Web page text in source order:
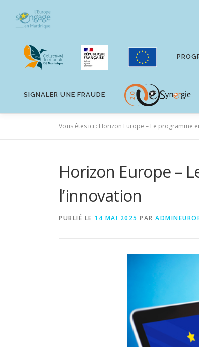
contenu
SIGNALER UNE FRAUDE
Vous êtes ici : Horizon Europe – Le programme
Horizon Europe –
l’innovation
PUBLIÉ LE 14 MAI 2025 PAR